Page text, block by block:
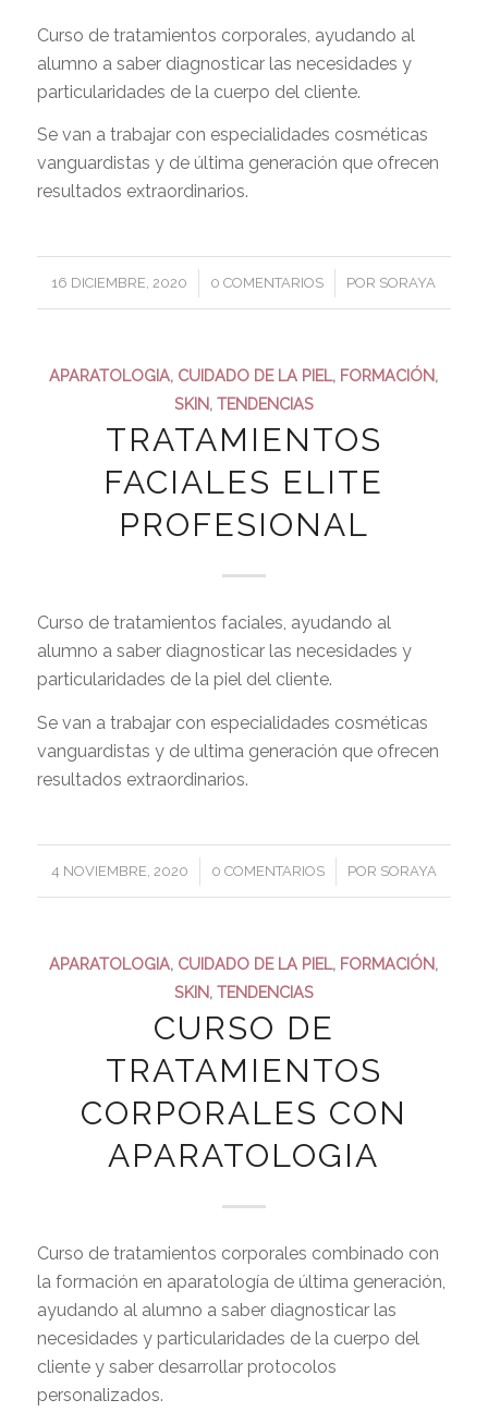
Curso de tratamientos corporales, ayudando al
alumno a saber diagnosticar las necesidades y
particularidades de la cuerpo del cliente.
Se van a trabajar con especialidades cosméticas
vanguardistas y de última generación que ofrecen
resultados extraordinarios.
16 DICIEMBRE, 2020
/ 0 COMENTARIOS
/ POR SORAYA
APARATOLOGIA, CUIDADO DE LA PIEL, FORMACIÓN,
SKIN, TENDENCIAS
TRATAMIENTOS
FACIALES ELITE
PROFESIONAL
Curso de tratamientos faciales, ayudando al
alumno a saber diagnosticar las necesidades y
particularidades de la piel del cliente.
Se van a trabajar con especialidades cosméticas
vanguardistas y de ultima generación que ofrecen
resultados extraordinarios.
4 NOVIEMBRE, 2020
/ 0 COMENTARIOS
/ POR SORAYA
APARATOLOGIA, CUIDADO DE LA PIEL, FORMACIÓN,
SKIN, TENDENCIAS
CURSO DE
TRATAMIENTOS
CORPORALES CON
APARATOLOGIA
Curso de tratamientos corporales combinado con
la formación en aparatología de última generación,
ayudando al alumno a saber diagnosticar las
necesidades y particularidades de la cuerpo del
cliente y saber desarrollar protocolos
personalizados.